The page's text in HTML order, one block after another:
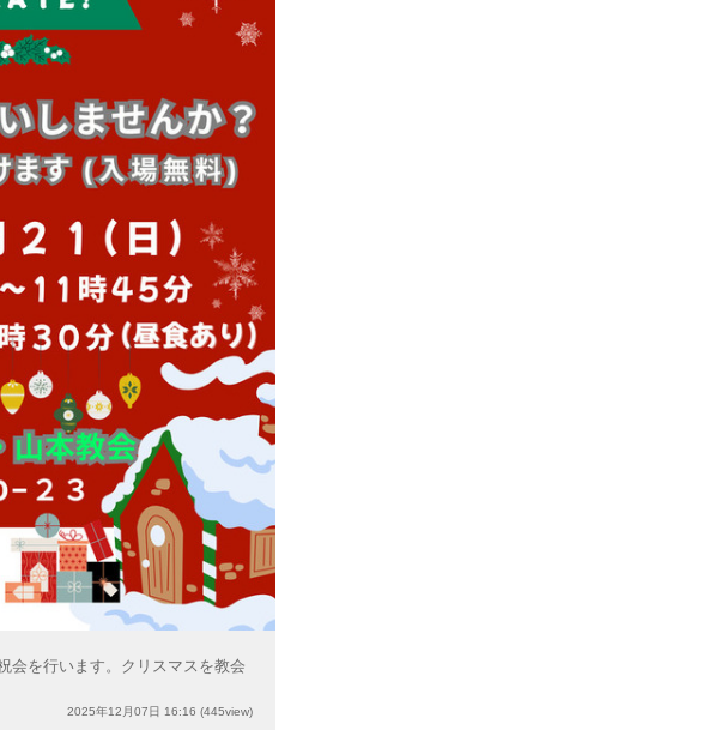
会を行います。クリスマスを教会
2025年12月07日 16:16 (445view)